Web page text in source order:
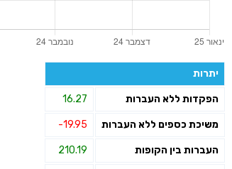
יתרות
הפקדות ללא העברות 16.27
משיכת כספים ללא העברות -19.95
העברות בין הקופות 210.19